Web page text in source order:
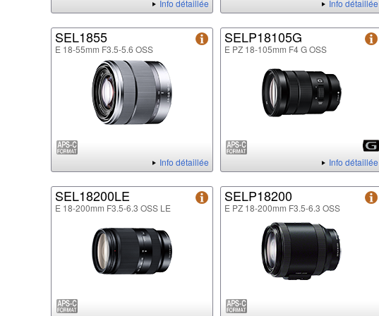
Info détaillée Info détaillée
SEL1855
E 18-55mm F3.5-5.6 OSS
Info détaillée
SELP18105G
E PZ 18-105mm F4 G OSS
Info détaillée
SEL18200LE
E 18-200mm F3.5-6.3 OSS LE
SELP18200
E PZ 18-200mm F3.5-6.3 OSS